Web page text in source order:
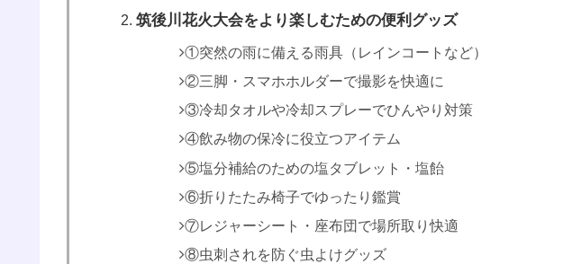
筑後川花火大会をより楽しむための便利グッズ
①突然の雨に備える雨具（レインコートなど）
②三脚・スマホホルダーで撮影を快適に
③冷却タオルや冷却スプレーでひんやり対策
④飲み物の保冷に役立つアイテム
⑤塩分補給のための塩タブレット・塩飴
⑥折りたたみ椅子でゆったり鑑賞
⑦レジャーシート・座布団で場所取り快適
⑧虫刺されを防ぐ虫よけグッズ